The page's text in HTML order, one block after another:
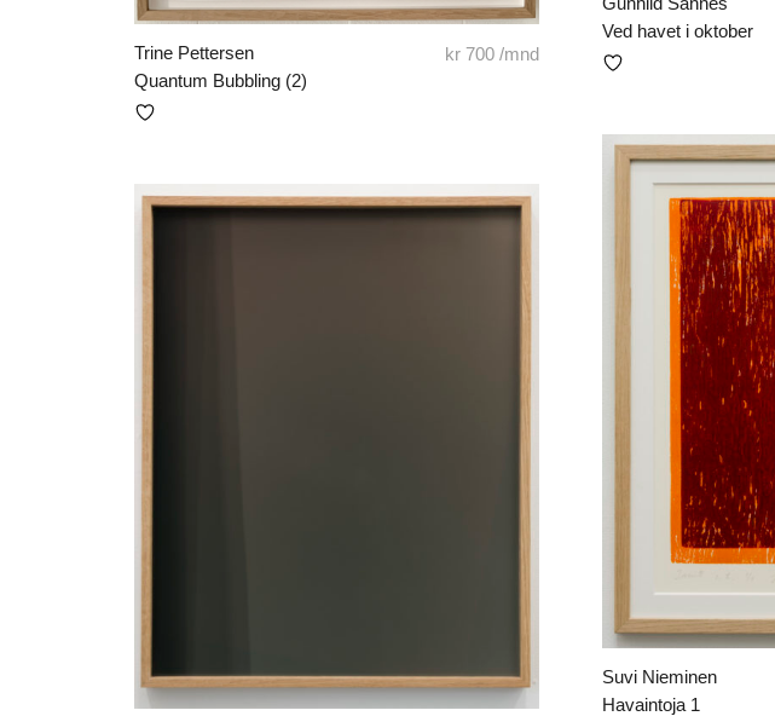
Trine Pettersen
Quantum Bubbling (2)
kr 700 /mnd
Ved havet i oktober
Suvi Nieminen
Havaintoja 1